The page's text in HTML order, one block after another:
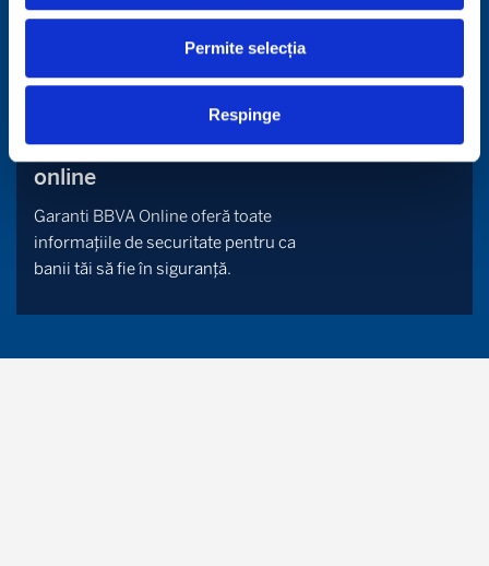
Permite selecția
Respinge
apropiată locație.
Securitatea datelor tale
online
Garanti BBVA Online oferă toate
informațiile de securitate pentru ca
banii tăi să fie în siguranță.